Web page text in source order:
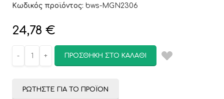
Κωδικός προϊόντος: bws-MGN2306
24,78 €
ΠΡΟΣΘΉΚΗ ΣΤΟ ΚΑΛΆΘΙ
ΡΩΤΉΣΤΕ ΓΙΑ ΤΟ ΠΡΟΪΌΝ